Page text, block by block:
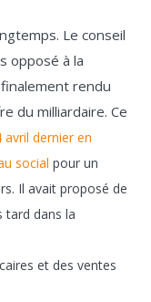
Le conseil
opposé à la
rendu
du milliardaire. Ce
avril dernier en
social pour un
Il avait proposé de
tard dans la
et des ventes